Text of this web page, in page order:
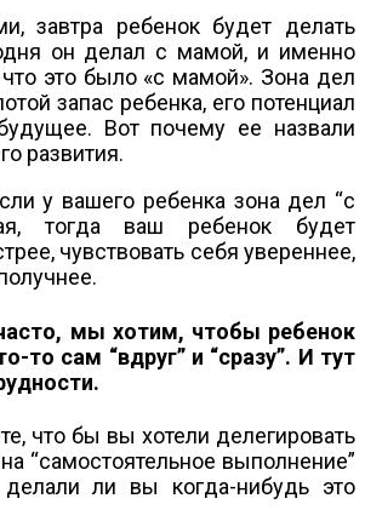
завтра ребенок будет делать
он делал с мамой, и именно
что это было «с мамой». Зона дел
запас ребенка, его потенциал
Вот почему ее назвали
развития.
у вашего ребенка зона дел “с
тогда ваш ребенок будет
чувствовать себя увереннее,
мы хотим, чтобы ребенок
то сам “вдруг” и “сразу”. И тут
что бы вы хотели делегировать
“самостоятельное выполнение”
ли вы когда-нибудь это